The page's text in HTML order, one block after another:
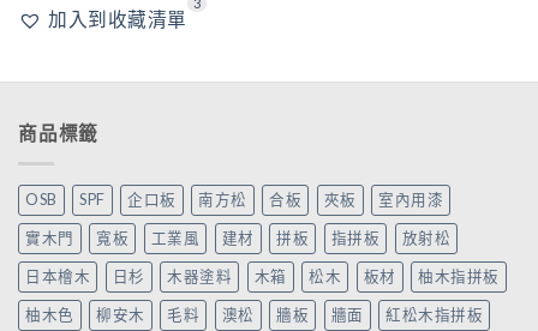
加入到收藏清單
3
商品標籤
OSB SPF 企口板 南方松 合板 夾板 室內用漆
實木門 寬板 工業風 建材 拼板 指拼板 放射松
日本檜木 日杉 木器塗料 木箱 松木 板材 柚木指拼板
柚木色 柳安木 毛料 澳松 牆板 牆面 紅松木指拼板